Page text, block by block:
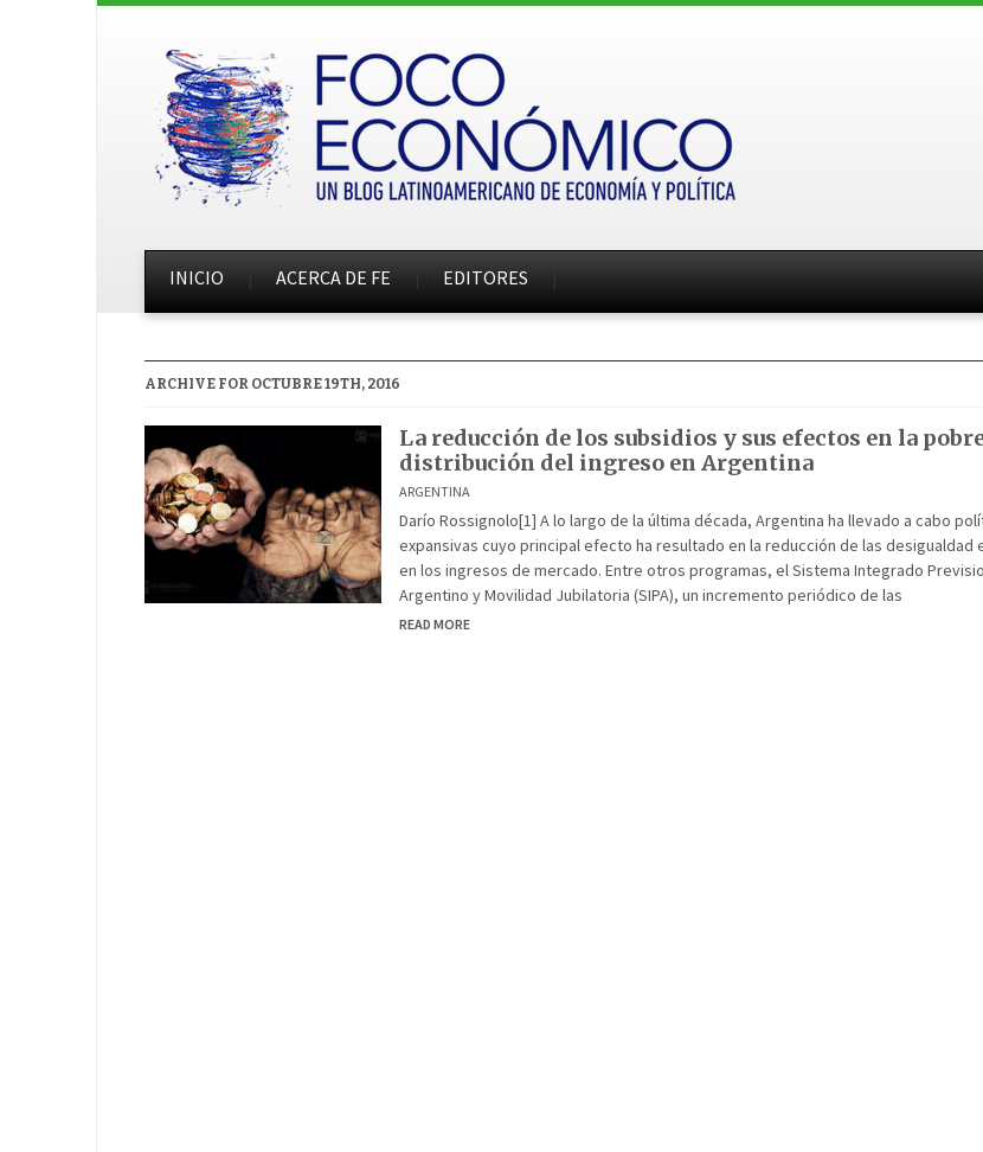
INICIO ACERCA DE FE EDITORES
ARCHIVE FOR OCTUBRE 19TH, 2016
La reducción de los subsidios y sus efectos en la
distribución del ingreso en Argentina
ARGENTINA
Darío Rossignolo[1] A lo largo de la última década, Argentina ha llevado a cabo
expansivas cuyo principal efecto ha resultado en la reducción de las desigualdad
en los ingresos de mercado. Entre otros programas, el Sistema Integrado
Argentino y Movilidad Jubilatoria (SIPA), un incremento periódico de las
READ MORE